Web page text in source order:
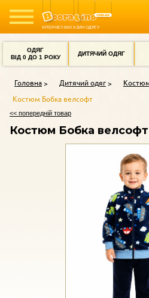
ІНТЕРНЕТ-МАГАЗИН ОДЯГУ
ОДЯГ
ВІД 0 ДО 1 РОКУ
ДИТЯЧИЙ ОДЯГ
Головна Дитячий одяг
Костюм Бобка велсофт
<< попередній товар
Костюм Бобка велсофт